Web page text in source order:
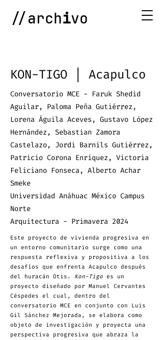
//archivo
KON-TIGO | Acapulco
Conversatorio MCE - Faruk Shedid
Aguilar, Paloma Peña Gutiérrez,
Lorena Águila Aceves, Gustavo López
Hernández, Sebastian Zamora
Castelazo, Jordi Barnils Gutiérrez,
Patricio Corona Enríquez, Victoria
Feliciano Fonseca, Alberto Achar
Smeke
Universidad Anáhuac México Campus
Norte
Arquitectura - Primavera 2024
Este proyecto de vivienda progresiva en
un entorno comunitario surge como una
respuesta reflexiva y propositiva a los
desafíos que enfrenta Acapulco después
del huracán Otis. Kon-Tigo es un
proyecto diseñado por Manuel Cervantes
Céspedes el cual, dentro del
conversatorio MCE en conjunto con Luis
Gil Sánchez Mejorada, se elabora como
objeto de investigación y proyecta una
perspectiva progresiva que abraza la